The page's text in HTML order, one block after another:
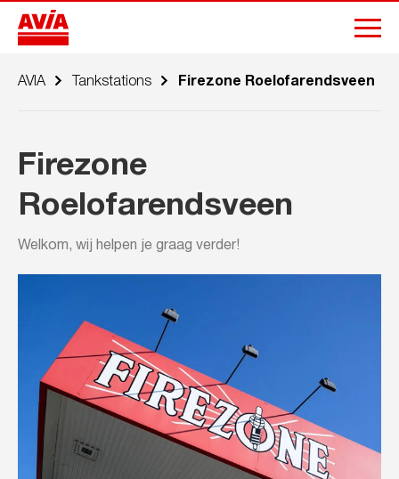
AVIA Tankstations Firezone Roelofarendsveen
Firezone
Roelofarendsveen
Welkom, wij helpen je graag verder!